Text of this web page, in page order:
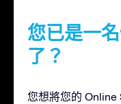
您已是一
了？
您想將您的 Online